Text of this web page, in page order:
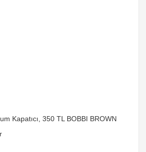
Kapatıcı, 350 TL BOBBI BROWN